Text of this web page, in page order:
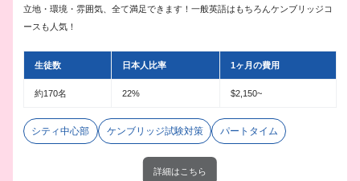
立地・環境・雰囲気、全て満足できます！一般英語はもちろんケンブリッジコ
ースも人気！
生徒数 日本人比率 1ヶ月の費用
約170名 22% $2,150~
シティ中心部 ケンブリッジ試験対策 パートタイム
詳細はこちら